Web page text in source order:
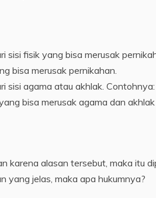
sisi fisik yang bisa merusak
bisa merusak pernikahan.
sisi agama atau akhlak.
bisa merusak agama dan
karena alasan tersebut, maka itu
yang jelas, maka apa hukumnya?